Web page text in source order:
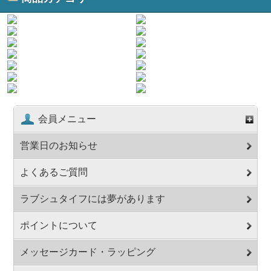
会員メニュー
営業日のお知らせ
よくあるご質問
ラブシュタイフには夢があります
ポイントについて
メッセージカード・ラッピング